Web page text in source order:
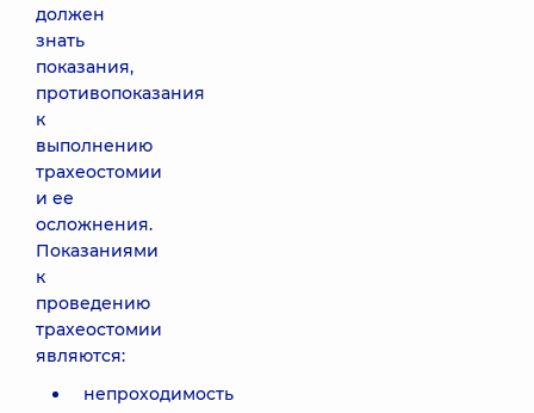
должен
знать
показания,
противопоказания
к
выполнению
трахеостомии
и ее
осложнения.
Показаниями
к
проведению
трахеостомии
являются:
непроходимость